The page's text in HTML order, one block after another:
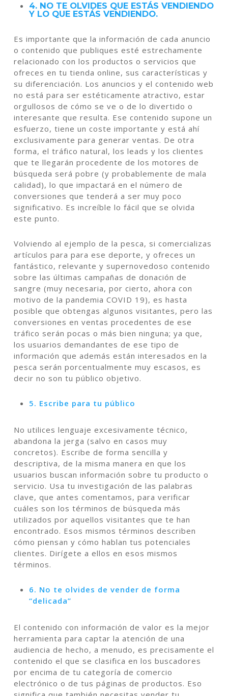
4. NO TE OLVIDES QUE ESTÁS VENDIENDO
Y LO QUE ESTÁS VENDIENDO.
Es importante que la información de cada anuncio
o contenido que publiques esté estrechamente
relacionado con los productos o servicios que
ofreces en tu tienda online, sus características y
su diferenciación. Los anuncios y el contenido web
no está para ser estéticamente atractivo, estar
orgullosos de cómo se ve o de lo divertido o
interesante que resulta. Ese contenido supone un
esfuerzo, tiene un coste importante y está ahí
exclusivamente para generar ventas. De otra
forma, el tráfico natural, los leads y los clientes
que te llegarán procedente de los motores de
búsqueda será pobre (y probablemente de mala
calidad), lo que impactará en el número de
conversiones que tenderá a ser muy poco
significativo. Es increíble lo fácil que se olvida
este punto.
Volviendo al ejemplo de la pesca, si comercializas
artículos para para ese deporte, y ofreces un
fantástico, relevante y supernovedoso contenido
sobre las últimas campañas de donación de
sangre (muy necesaria, por cierto, ahora con
motivo de la pandemia COVID 19), es hasta
posible que obtengas algunos visitantes, pero las
conversiones en ventas procedentes de ese
tráfico serán pocas o más bien ninguna; ya que,
los usuarios demandantes de ese tipo de
información que además están interesados en la
pesca serán porcentualmente muy escasos, es
decir no son tu público objetivo.
5. Escribe para tu público
No utilices lenguaje excesivamente técnico,
abandona la jerga (salvo en casos muy
concretos). Escribe de forma sencilla y
descriptiva, de la misma manera en que los
usuarios buscan información sobre tu producto o
servicio. Usa tu investigación de las palabras
clave, que antes comentamos, para verificar
cuáles son los términos de búsqueda más
utilizados por aquellos visitantes que te han
encontrado. Esos mismos términos describen
cómo piensan y cómo hablan tus potenciales
clientes. Dirígete a ellos en esos mismos
términos.
6. No te olvides de vender de forma
“delicada”
El contenido con información de valor es la mejor
herramienta para captar la atención de una
audiencia de hecho, a menudo, es precisamente el
contenido el que se clasifica en los buscadores
por encima de tu categoría de comercio
electrónico o de tus páginas de productos. Eso